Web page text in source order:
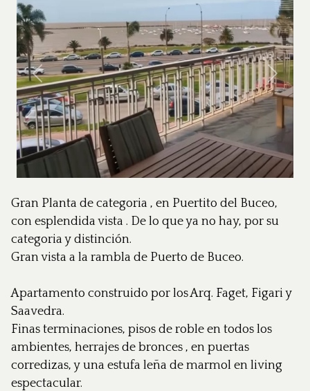
Anterior
Gran Planta de categoria , en Puertito del Buceo,
con esplendida vista . De lo que ya no hay, por su
categoria y distinción.
Gran vista a la rambla de Puerto de Buceo.
Apartamento construido por los Arq. Faget, Figari y
Saavedra.
Finas terminaciones, pisos de roble en todos los
ambientes, herrajes de bronces , en puertas
corredizas, y una estufa leña de marmol en living
espectacular.